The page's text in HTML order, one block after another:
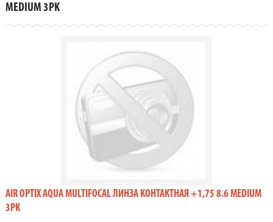
MEDIUM 3PK
AIR OPTIX AQUA MULTIFOCAL ЛИНЗА КОНТАКТНАЯ +1,75 8.6 MEDIUM
3PK